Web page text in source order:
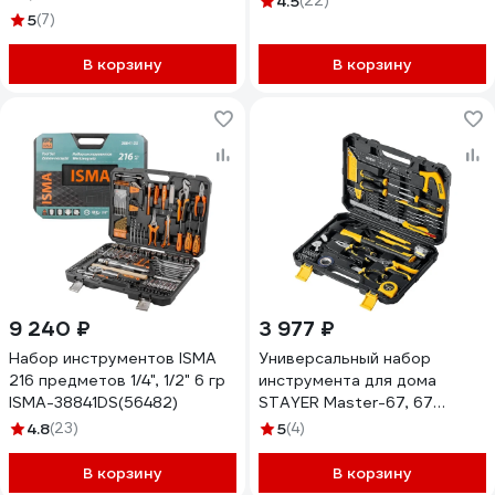
5(7)
В корзину В корзину
9 240 ₽
Набор инструментов ISMA
216 предметов 1/4", 1/2" 6 гр
ISMA-38841DS(56482)
4.8(23)
В корзину
3 977 ₽
Универсальный набор
инструмента для дома
STAYER Master-67, 67
предмета 22055-H67
5(4)
В корзину